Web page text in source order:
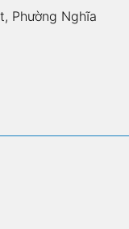
Phường Nghĩa